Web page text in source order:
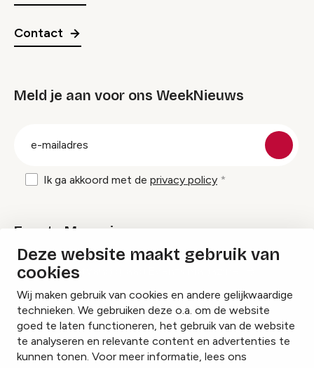
Deze website maakt gebruik van
cookies
Wij maken gebruik van cookies en andere gelijkwaardige
technieken. We gebruiken deze o.a. om de website
goed te laten functioneren, het gebruik van de website
te analyseren en relevante content en advertenties te
kunnen tonen. Voor meer informatie, lees ons
Contact
Meld je aan voor ons WeekNieuws
Ik ga akkoord met de privacy policy
Events Magazine
Ik ontvang graag Events Magazine
InstagramFacebookLinkedIn